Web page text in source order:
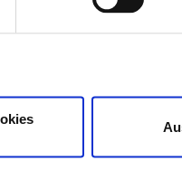
Inhalte und Anzeigen zu
zu analysieren.